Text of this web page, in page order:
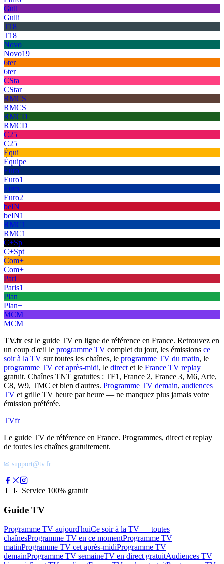
Gull
Gulli
T18
T18
Novo
Novo19
6ter
6ter
CSta
CStar
RMCS
RMCS
RMCD
RMCD
C25
C25
Équi
Équipe
Euro
Euro1
Euro
Euro2
beIN
beIN1
RMC1
RMC1
C+Sp
C+Spt
Com+
Com+
Pari
Paris1
Plan
Plan+
MCM
MCM
TV.fr est le guide TV en ligne de référence en France. Retrouvez en
un coup d'œil le programme TV complet du jour, les émissions ce
soir à la TV sur toutes les chaînes, le programme TV du matin, le
programme TV cet après-midi, le direct et le France TV replay
gratuit. Chaînes TNT gratuites : TF1, France 2, France 3, M6, Arte,
C8, W9, TMC et bien d'autres. Programme TV demain, audiences
TV et grille TV heure par heure — ne manquez plus jamais votre
émission préférée.
TVfr
Le guide TV de référence en France. Programmes, direct et replay
de toutes les chaînes gratuitement.
✉ support@tv.fr
🇫🇷 Service 100% gratuit
Guide TV
Programme TV aujourd'huiCe soir à la TV — toutes
chaînesProgramme TV en ce momentProgramme TV
matinProgramme TV cet après-midiProgramme TV
demainProgramme TV semaineTV en direct gratuitAudiences TV